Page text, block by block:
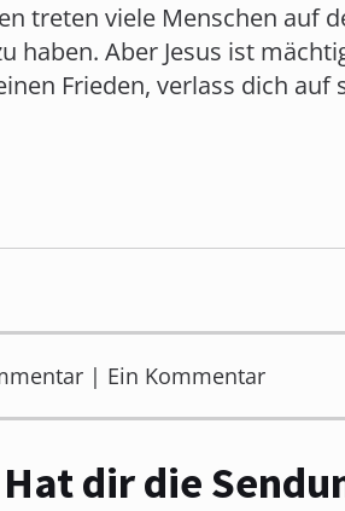
treten viele Menschen auf
haben. Aber Jesus ist
Frieden, verlass dich
| Ein Kommentar
Hat dir die